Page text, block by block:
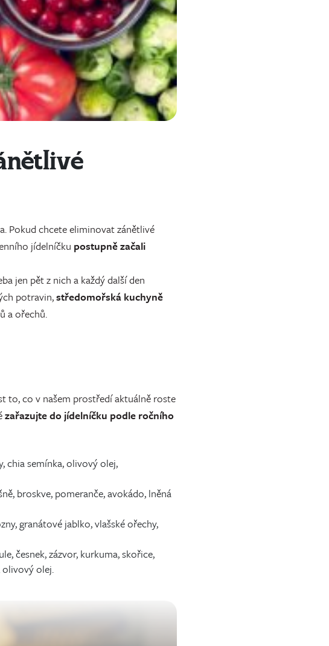
Pokud chcete eliminovat zánětlivé
jídelníčku postupně začali
jen pět z nich a každý další den
potravin,středomořská kuchyně
a ořechů.
to, co v našem prostředí aktuálně roste
zařazujte do jídelníčku podle ročního
chia semínka, olivový olej,
broskve, pomeranče, avokádo, lněná
granátové jablko, vlašské ořechy,
česnek, zázvor, kurkuma, skořice,
olivový olej.